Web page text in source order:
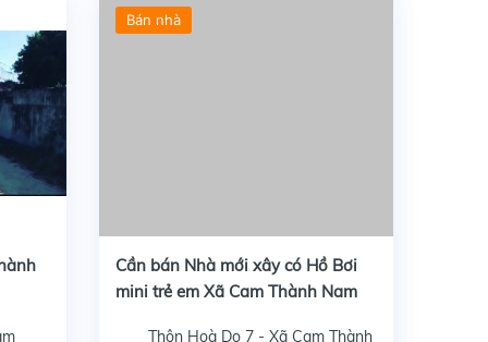
Bán nhà
Cần bán Nhà mới xây có Hồ Bơi
mini trẻ em Xã Cam Thành Nam
Thôn Hoà Do 7 - Xã Cam Thành